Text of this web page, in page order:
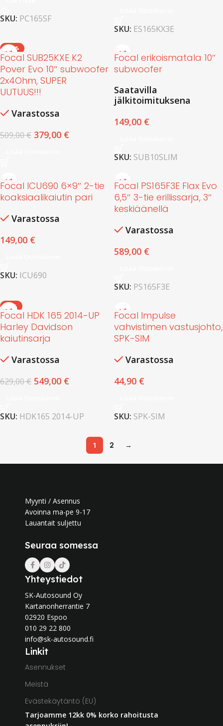
SKU: PC165SF
SKU: ES165KX3E
-26%
Focal SUB25KXE K2
Pover Evo 10″ subwoofer
2x4Ohm, SUPER
UUTUUS!!!
Varastossa
509,00€ 379,00 €
Focal erikoismatala 10″
subwoofer
Saatavilla
jälkitoimituksena
149,00 €
SKU: SUB10SLIM
Focal ICU690 6×9″ 2-tie
koaksiaalikaiutin pari
Varastossa
149,00 €
SKU: ICU690
Focal PS165F3E Flax Evo
6,5″ 3-tie erillissarja, 3″
keskiäänellä
Varastossa
589,00 €
SKU: PS165F3E
-13%
Focal HDK 165 2014-UP
Harley Davidson
kaiutinsarja
Varastossa
629,00€ 549,00 €
SKU: HDK165 2014-UP
Focal Impulse
vahvistimen vastusjohto,
SPK-SIM
Varastossa
44,90 €
SKU: SPK-SIM
1 2 →
Myynti / Asennus
Avoinna ma-pe 9-17
Lauantait suljettu
Seuraa somessa
Yhteystiedot
SK-Autosound Oy
Kartanonherrantie 7
02920 Espoo
010 29 22 800
info@sk-autosound.fi
Linkit
Asennukset
Meistä
Evästekäytäntö (EU)
Tarjoamme 12kk 0% korko rahoitusta